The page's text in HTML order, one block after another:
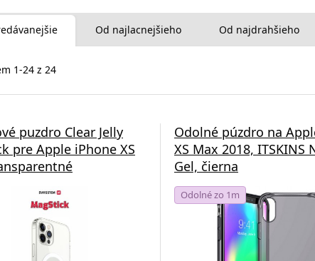
Od najlacnejšieho Od najdrahšieho
1-24 z 24
puzdro Clear Jelly
pre Apple iPhone XS
Odolné púzdro na
XS Max 2018, ITSKINS
Gel, čierna
Odolné zo 1m